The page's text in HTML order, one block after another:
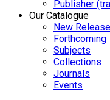
Publisher
Our Catalogue
New
Forthcoming
Subjects
Collections
Journals
Events